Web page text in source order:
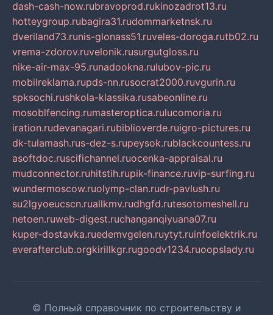
dash-cash-now.rubravoprod.rukinozadrot13.ru
hotteygroup.rubagira31.rudommarketnsk.ru
dveriland73.runis-glonass51.ruveles-doroga.rutb02.ru
vrema-zdorov.ruvelonik.rusurgutgloss.ru
nike-air-max-95.runadookna.rulubov-pic.ru
mobilreklama.rupds-nn.rusocrat2000.ruvgurin.ru
spksochi.rushkola-klassika.rusabeonline.ru
mosoblfencing.rumasteroptica.rulucomoria.ru
iration.rudevanagari.rubiblioverde.ruigro-pictures.ru
dk-tulamash.rus-dez-s.rupeysok.rublackcountess.ru
asoftdoc.ruscifichannel.ruocenka-appraisal.ru
mudconnector.ruhitstih.rupik-finance.ruvip-surfing.ru
wundermoscow.ruolymp-clan.rudr-pavlush.ru
su2lgyoeucscn.ruallkmv.rudhgfd.rutesotomeshell.ru
netoen.ruweb-digest.ruchanganqiyuana07.ru
kuper-dostavka.ruedemvgelen.ruytyt.ruinfoelektrik.ru
everafterclub.orgkirillkgr.rugoodv1234.ruoopslady.ru
© Полный справочник по строительству и